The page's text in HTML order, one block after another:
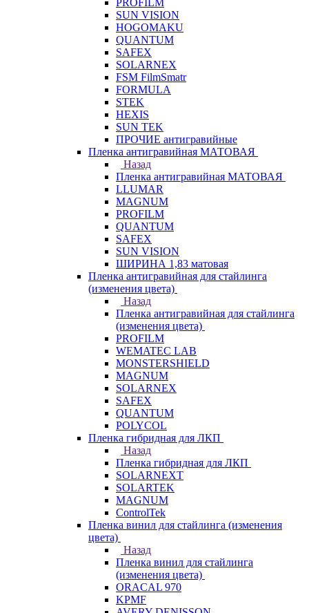
PROFILM
SUN VISION
HOGOMAKU
QUANTUM
SAFEX
SOLARNEX
FSM FilmSmatr
FORMULA
STEK
HEXIS
SUN TEK
ПРОЧИЕ антигравийные
Пленка антигравийная МАТОВАЯ
Назад
Пленка антигравийная МАТОВАЯ
LLUMAR
MAGNUM
PROFILM
QUANTUM
SAFEX
SUN VISION
ШИРИНА 1,83 матовая
Пленка антигравийная для стайлинга
(изменения цвета)
Назад
Пленка антигравийная для стайлинга
(изменения цвета)
PROFILM
WEMATEC LAB
MONSTERSHIELD
MAGNUM
SOLARNEX
SAFEX
QUANTUM
POLYCOL
Пленка гибридная для ЛКП
Назад
Пленка гибридная для ЛКП
SOLARNEXT
SOLARTEK
MAGNUM
ControlTek
Пленка винил для стайлинга (изменения
цвета)
Назад
Пленка винил для стайлинга
(изменения цвета)
ORACAL 970
KPMF